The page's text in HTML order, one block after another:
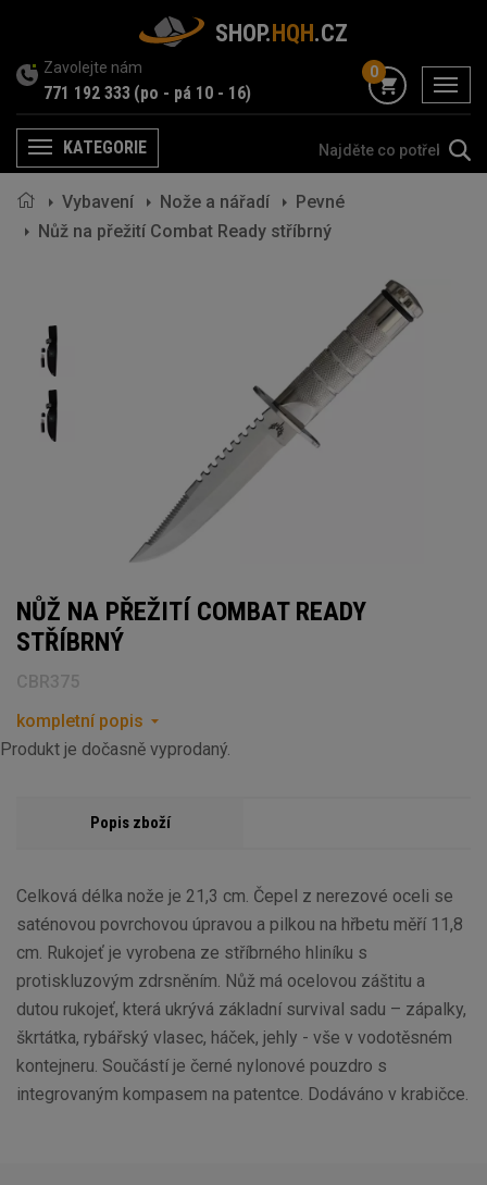
SHOP.HQH.CZ
Zavolejte nám
771 192 333 (po - pá 10 - 16) menu
0
MenuKATEGORIE
Vybavení Nože a nářadí
Pevné
Nůž na přežití Combat Ready stříbrný
NŮŽ NA PŘEŽITÍ COMBAT READY
STŘÍBRNÝ
CBR375
kompletní popis
Produkt je dočasně vyprodaný.
Popis zboží
Celková délka nože je 21,3 cm. Čepel z nerezové oceli se
saténovou povrchovou úpravou a pilkou na hřbetu měří 11,8
cm. Rukojeť je vyrobena ze stříbrného hliníku s
protiskluzovým zdrsněním. Nůž má ocelovou záštitu a
dutou rukojeť, která ukrývá základní survival sadu – zápalky,
škrtátka, rybářský vlasec, háček, jehly - vše v vodotěsném
kontejneru. Součástí je černé nylonové pouzdro s
integrovaným kompasem na patentce. Dodáváno v krabičce.